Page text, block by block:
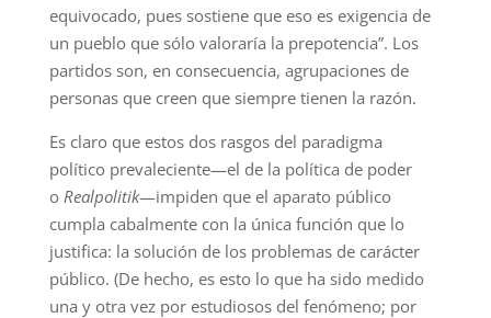
equivocado, pues sostiene que eso es exigencia de
un pueblo que sólo valoraría la prepotencia”. Los
partidos son, en consecuencia, agrupaciones de
personas que creen que siempre tienen la razón.
Es claro que estos dos rasgos del paradigma
político prevaleciente—el de la política de poder
o Realpolitik—impiden que el aparato público
cumpla cabalmente con la única función que lo
justifica: la solución de los problemas de carácter
público. (De hecho, es esto lo que ha sido medido
una y otra vez por estudiosos del fenómeno; por